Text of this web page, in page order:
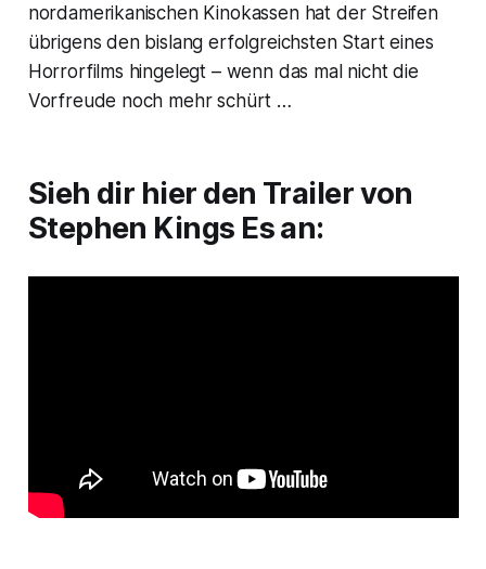
nordamerikanischen Kinokassen hat der Streifen
übrigens den bislang erfolgreichsten Start eines
Horrorfilms hingelegt – wenn das mal nicht die
Vorfreude noch mehr schürt …
Sieh dir hier den Trailer von
Stephen Kings Esan: